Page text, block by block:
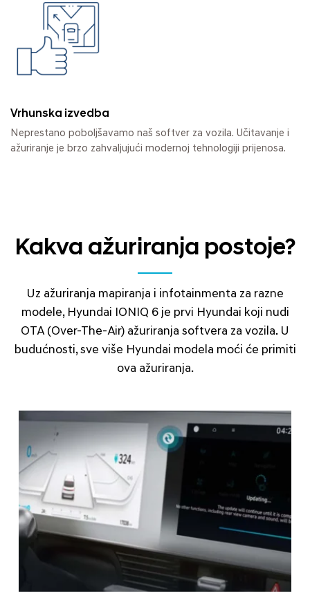
Vrhunska izvedba
Neprestano poboljšavamo naš softver za vozila. Učitavanje i
ažuriranje je brzo zahvaljujući modernoj tehnologiji prijenosa.
Kakva ažuriranja postoje?
Uz ažuriranja mapiranja i infotainmenta za razne
modele, Hyundai IONIQ 6 je prvi Hyundai koji nudi
OTA (Over-The-Air) ažuriranja softvera za vozila. U
budućnosti, sve više Hyundai modela moći će primiti
ova ažuriranja.